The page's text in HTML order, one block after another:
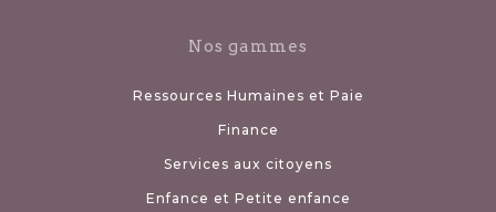
Nos gammes
Ressources Humaines et Paie
Finance
Services aux citoyens
Enfance et Petite enfance